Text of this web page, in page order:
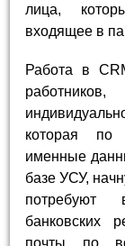
лица,
входящее в
Работа в
которая по
именные
базе УСУ,
потребуют
банковских
почты по